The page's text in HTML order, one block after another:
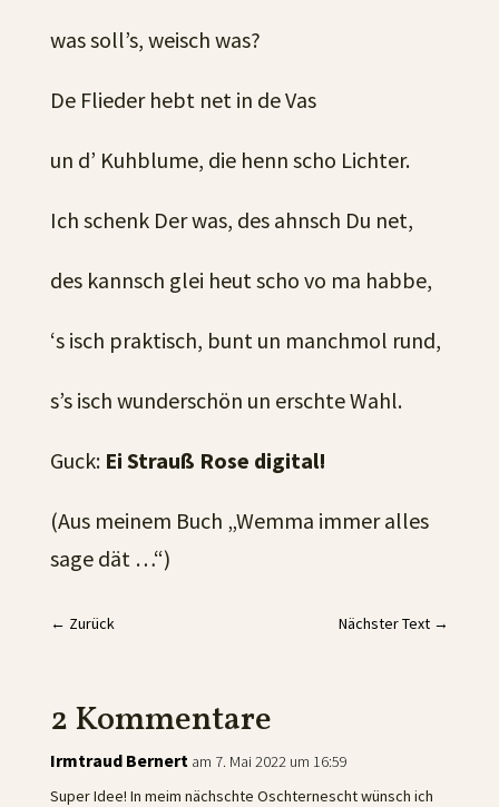
was soll’s, weisch was?
De Flieder hebt net in de Vas
un d’ Kuhblume, die henn scho Lichter.
Ich schenk Der was, des ahnsch Du net,
des kannsch glei heut scho vo ma habbe,
‘s isch praktisch, bunt un manchmol rund,
s’s isch wunderschön un erschte Wahl.
Guck: Ei Strauß Rose digital!
(Aus meinem Buch „Wemma immer alles
sage dät …“)
← Zurück Nächster Text →
2 Kommentare
Irmtraud Bernert am 7. Mai 2022 um 16:59
Super Idee! In meim nächschte Oschternescht wünsch ich